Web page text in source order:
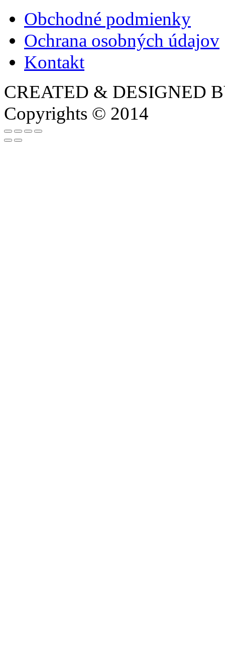
Obchodné podmienky
Ochrana osobných údajov
Kontakt
CREATED & DESIGNED
Copyrights © 2014